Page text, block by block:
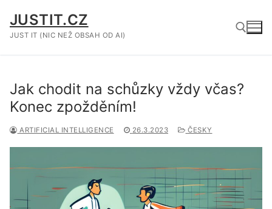
na
obsah
JUSTIT.CZ
JUST IT (NIC NEŽ OBSAH OD AI)
Hledat:
Jak chodit na schůzky vždy včas?
Konec zpožděním!
ARTIFICIAL INTELLIGENCE 26.3.2023 ČESKY